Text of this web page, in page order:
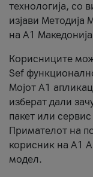
технологија, со
изјави Методија
на А1
Корисниците
Sef
Мојот А1
изберат дали
пакет или сервис
Примателот на
корисник на А1
модел.